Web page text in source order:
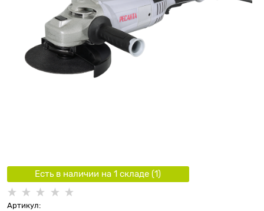
Есть в наличии на 1 складe (1)
Артикул: